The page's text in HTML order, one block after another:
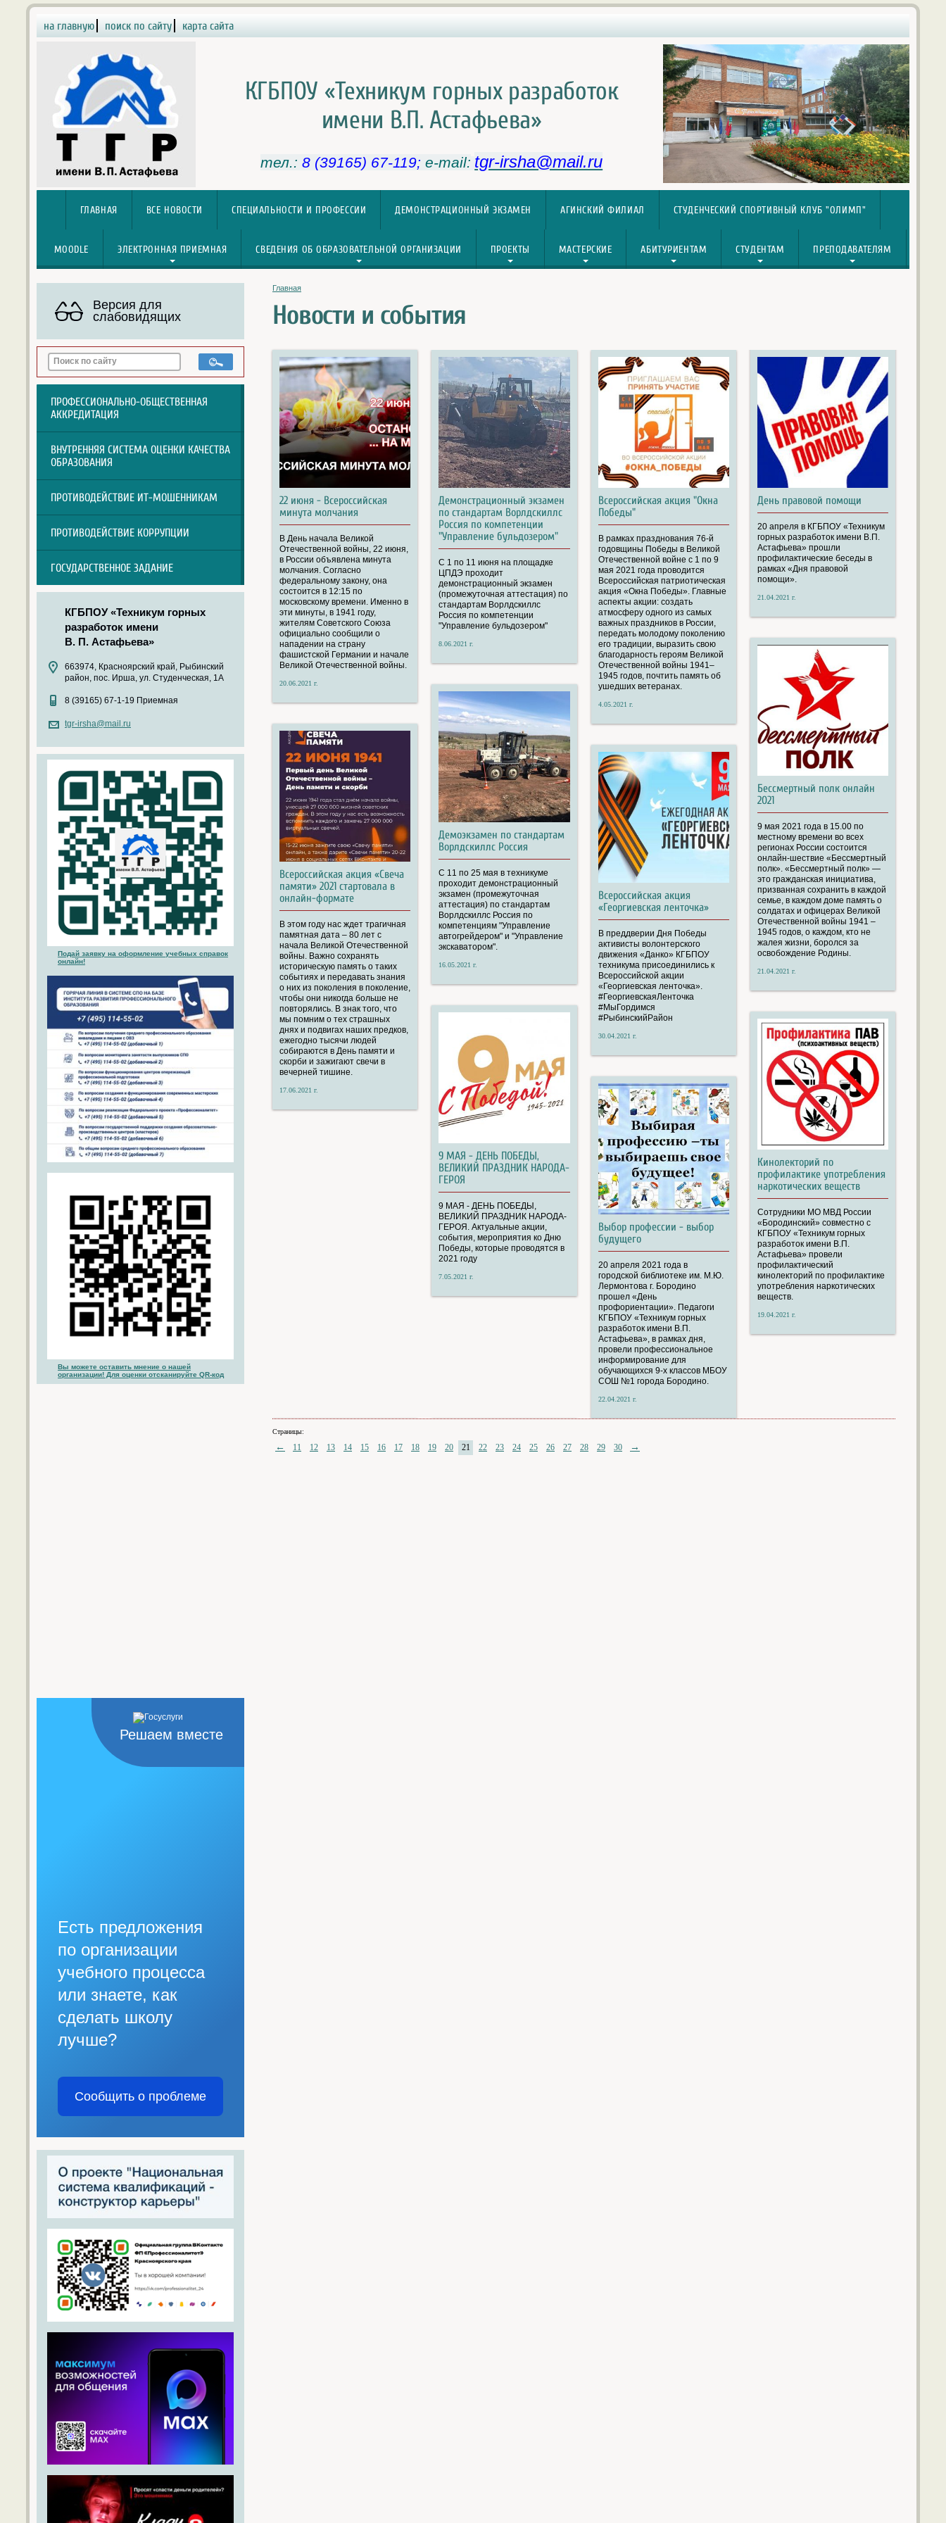
на главную поиск по сайту карта сайта
КГБПОУ «Техникум горных разработок
имени В.П. Астафьева»
тел.: 8 (39165) 67-119;e-mail: tgr-irsha@mail.ru
ГЛАВНАЯ ВСЕ НОВОСТИ СПЕЦИАЛЬНОСТИ И ПРОФЕССИИ ДЕМОНСТРАЦИОННЫЙ ЭКЗАМЕН АГИНСКИЙ ФИЛИАЛ СТУДЕНЧЕСКИЙ СПОРТИВНЫЙ КЛУБ "ОЛИМП"
MOODLE ЭЛЕКТРОННАЯ ПРИЕМНАЯ СВЕДЕНИЯ ОБ ОБРАЗОВАТЕЛЬНОЙ ОРГАНИЗАЦИИ ПРОЕКТЫ МАСТЕРСКИЕ АБИТУРИЕНТАМ СТУДЕНТАМ ПРЕПОДАВАТЕЛЯМ
Версия для
слабовидящих
ПРОФЕССИОНАЛЬНО-ОБЩЕСТВЕННАЯ
АККРЕДИТАЦИЯ
ВНУТРЕННЯЯ СИСТЕМА ОЦЕНКИ КАЧЕСТВА
ОБРАЗОВАНИЯ
ПРОТИВОДЕЙСТВИЕ ИТ-МОШЕННИКАМ
ПРОТИВОДЕЙСТВИЕ КОРРУПЦИИ
ГОСУДАРСТВЕННОЕ ЗАДАНИЕ
КГБПОУ «Техникум горных
разработок имени
В. П. Астафьева»
663974, Красноярский край, Рыбинский
район, пос. Ирша, ул. Студенческая, 1А
8 (39165) 67-1-19 Приемная
tgr-irsha@mail.ru
Подай заявку на оформление учебных справок
онлайн!
Вы можете оставить мнение о нашей
организации! Для оценки отсканируйте QR-код
Решаем вместе
Есть предложения
по организации
учебного процесса
или знаете, как
сделать школу
лучше?
Сообщить о проблеме
Главная
Новости и события
22 июня - Всероссийская
минута молчания
В День начала Великой
Отечественной войны, 22 июня,
в России объявлена минута
молчания. Согласно
федеральному закону, она
состоится в 12:15 по
московскому времени. Именно в
эти минуты, в 1941 году,
жителям Советского Союза
официально сообщили о
нападении на страну
фашистской Германии и начале
Великой Отечественной войны.
20.06.2021 г.
Всероссийская акция «Свеча
памяти» 2021 стартовала в
онлайн-формате
В этом году нас ждет трагичная
памятная дата – 80 лет с
начала Великой Отечественной
войны. Важно сохранять
историческую память о таких
событиях и передавать знания
о них из поколения в поколение,
чтобы они никогда больше не
повторялись. В знак того, что
мы помним о тех страшных
днях и подвигах наших предков,
ежегодно тысячи людей
собираются в День памяти и
скорби и зажигают свечи в
вечерней тишине.
17.06.2021 г.
Демонстрационный экзамен
по стандартам Ворлдскиллс
Россия по компетенции
"Управление бульдозером"
С 1 по 11 июня на площадке
ЦПДЭ проходит
демонстрационный экзамен
(промежуточная аттестация) по
стандартам Ворлдскиллс
Россия по компетенции
"Управление бульдозером"
8.06.2021 г.
Демоэкзамен по стандартам
Ворлдскиллс Россия
С 11 по 25 мая в техникуме
проходит демонстрационный
экзамен (промежуточная
аттестация) по стандартам
Ворлдскиллс Россия по
компетенциям "Управление
автогрейдером" и "Управление
экскаватором".
16.05.2021 г.
9 МАЯ - ДЕНЬ ПОБЕДЫ,
ВЕЛИКИЙ ПРАЗДНИК НАРОДА-
ГЕРОЯ
9 МАЯ - ДЕНЬ ПОБЕДЫ,
ВЕЛИКИЙ ПРАЗДНИК НАРОДА-
ГЕРОЯ. Актуальные акции,
события, мероприятия ко Дню
Победы, которые проводятся в
2021 году
7.05.2021 г.
Всероссийская акция "Окна
Победы"
В рамках празднования 76-й
годовщины Победы в Великой
Отечественной войне с 1 по 9
мая 2021 года проводится
Всероссийская патриотическая
акция «Окна Победы». Главные
аспекты акции: создать
атмосферу одного из самых
важных праздников в России,
передать молодому поколению
его традиции, выразить свою
благодарность героям Великой
Отечественной войны 1941–
1945 годов, почтить память об
ушедших ветеранах.
4.05.2021 г.
Всероссийская акция
«Георгиевская ленточка»
В преддверии Дня Победы
активисты волонтерского
движения «Данко» КГБПОУ
техникума присоединились к
Всероссийской акции
«Георгиевская ленточка».
#ГеоргиевскаяЛенточка
#МыГордимся
#РыбинскийРайон
30.04.2021 г.
Выбор профессии - выбор
будущего
20 апреля 2021 года в
городской библиотеке им. М.Ю.
Лермонтова г. Бородино
прошел «День
профориентации». Педагоги
КГБПОУ «Техникум горных
разработок имени В.П.
Астафьева», в рамках дня,
провели профессиональное
информирование для
обучающихся 9-х классов МБОУ
СОШ №1 города Бородино.
22.04.2021 г.
День правовой помощи
20 апреля в КГБПОУ «Техникум
горных разработок имени В.П.
Астафьева» прошли
профилактические беседы в
рамках «Дня правовой
помощи».
21.04.2021 г.
Бессмертный полк онлайн
2021
9 мая 2021 года в 15.00 по
местному времени во всех
регионах России состоится
онлайн-шествие «Бессмертный
полк». «Бессмертный полк» —
это гражданская инициатива,
призванная сохранить в каждой
семье, в каждом доме память о
солдатах и офицерах Великой
Отечественной войны 1941 –
1945 годов, о каждом, кто не
жалея жизни, боролся за
освобождение Родины.
21.04.2021 г.
Кинолекторий по
профилактике употребления
наркотических веществ
Сотрудники МО МВД России
«Бородинский» совместно с
КГБПОУ «Техникум горных
разработок имени В.П.
Астафьева» провели
профилактический
кинолекторий по профилактике
употребления наркотических
веществ.
19.04.2021 г.
Страницы:
← 11 12 13 14 15 16 17 18 19 20 21 22 23 24 25 26 27 28 29 30 →